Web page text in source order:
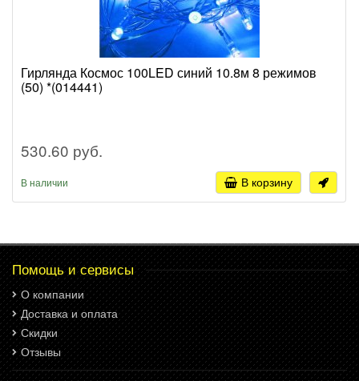
Гирлянда Космос 100LED синий 10.8м 8 режимов
(50) *(014441)
530.60 руб.
В наличии В корзину
Помощь и сервисы
О компании
Доставка и оплата
Скидки
Отзывы